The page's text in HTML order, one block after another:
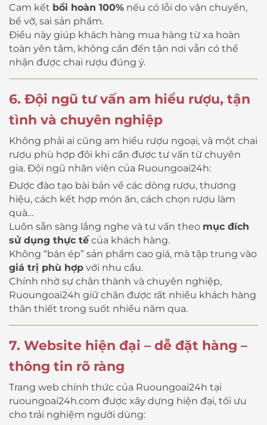
Cam kết bồi hoàn 100% nếu có lỗi do vận chuyển,
bể vỡ, sai sản phẩm.
Điều này giúp khách hàng mua hàng từ xa hoàn
toàn yên tâm, không cần đến tận nơi vẫn có thể
nhận được chai rượu đúng ý.
6. Đội ngũ tư vấn am hiểu rượu, tận
tình và chuyên nghiệp
Không phải ai cũng am hiểu rượu ngoại, và một chai
rượu phù hợp đôi khi cần được tư vấn từ chuyên
gia. Đội ngũ nhân viên của Ruoungoai24h:
Được đào tạo bài bản về các dòng rượu, thương
hiệu, cách kết hợp món ăn, cách chọn rượu làm
quà…
Luôn sẵn sàng lắng nghe và tư vấn theo mục đích
sử dụng thực tế của khách hàng.
Không “bán ép” sản phẩm cao giá, mà tập trung vào
giá trị phù hợp với nhu cầu.
Chính nhờ sự chân thành và chuyên nghiệp,
Ruoungoai24h giữ chân được rất nhiều khách hàng
thân thiết trong suốt nhiều năm qua.
7. Website hiện đại – dễ đặt hàng –
thông tin rõ ràng
Trang web chính thức của Ruoungoai24h tại
ruoungoai24h.com được xây dựng hiện đại, tối ưu
cho trải nghiệm người dùng: